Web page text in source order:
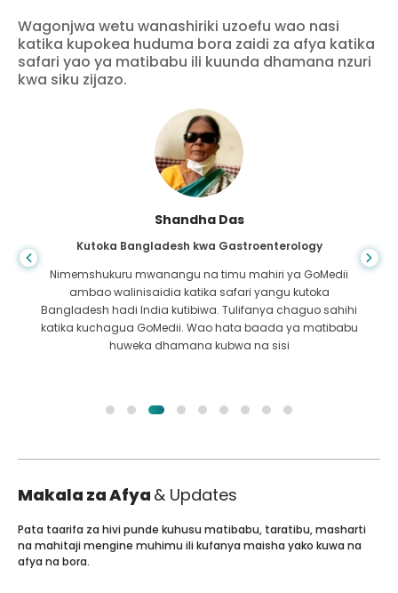
Wagonjwa wetu wanashiriki uzoefu wao nasi
katika kupokea huduma bora zaidi za afya katika
safari yao ya matibabu ili kuunda dhamana nzuri
kwa siku zijazo.
Shandha Das
Kutoka Bangladesh kwa Gastroenterology
Nimemshukuru mwanangu na timu mahiri ya GoMedii
ambao walinisaidia katika safari yangu kutoka
Bangladesh hadi India kutibiwa. Tulifanya chaguo sahihi
katika kuchagua GoMedii. Wao hata baada ya matibabu
huweka dhamana kubwa na sisi
Makala za Afya & Updates
Pata taarifa za hivi punde kuhusu matibabu, taratibu, masharti
na mahitaji mengine muhimu ili kufanya maisha yako kuwa na
afya na bora.